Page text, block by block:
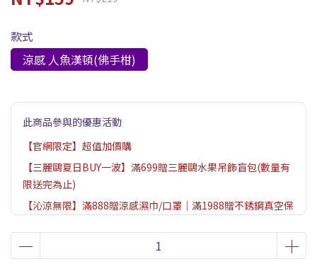
款式
涼感 人魚漢頓(佛手柑)
此商品參與的優惠活動
【官網限定】超值加價購
【三麗鷗夏日BUY一波】滿699贈三麗鷗水果吊飾盲包(數量有
限送完為止)
【沁涼無限】滿888贈涼感濕巾/口罩｜滿1988贈不銹鋼真空保